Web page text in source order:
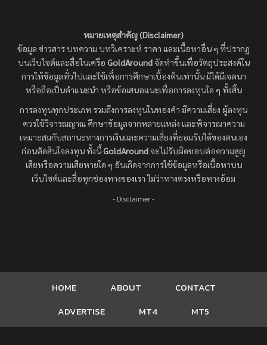
หมายเหตุสำคัญ (Disclaimer)
ข้อมูล ข่าวสาร บทความ บทวิเคราะห์ ราคา และเนื้อหาอื่น ๆ ที่ปรากฏ
บนเว็บไซต์และสื่อในเครือ GoldAroundจัดทำขึ้นเพื่อวัตถุประสงค์ใน
การให้ข้อมูลทั่วไปและใช้เพื่อการศึกษาเบื้องต้นเท่านั้น มิได้มีเจตนา
หรือถือเป็นคำแนะนำ หรือข้อเสนอแนะเพื่อการลงทุนใด ๆ ทั้งสิ้น
การลงทุนทุกประเภท รวมถึงการลงทุนในทองคำ มีความเสี่ยง ผู้ลงทุน
ควรใช้วิจารณญาณ ศึกษาข้อมูลจากหลายแหล่ง และพิจารณาความ
เหมาะสมกับสถานะทางการเงินและความเสี่ยงที่ยอมรับได้ของตนเอง
ก่อนตัดสินใจลงทุน ทั้งนี้GoldAround จะไม่รับผิดชอบต่อความสูญ
เสียหรือความเสียหายใด ๆ อันเกิดจากการใช้ข้อมูลหรือเนื้อหาบน
เว็บไซต์และสื่อทุกช่องทางของเรา ไม่ว่าทางตรงหรือทางอ้อม
- Disclaimer -
HOME ABOUT
CONTACT
ADVERTISE
MT4 MT5